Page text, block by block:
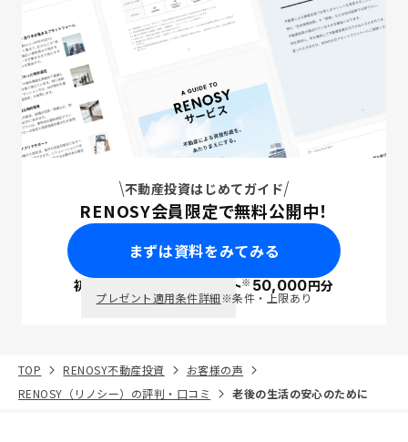
不動産投資はじめてガイド
RENOSY会員限定で無料公開中！
まずは資料をみてみる
初回面談で ポイント※50,000円分
プレゼント適用条件詳細※条件・上限あり
TOP RENOSY不動産投資
お客様の声
RENOSY（リノシー）の評判・口コミ
老後の生活の安心のために